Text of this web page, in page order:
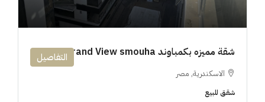
شقة مميزه بكمباوند 194m Grand View smouha
الاسكندرية, مصر
شقق للبيع
التفاصيل